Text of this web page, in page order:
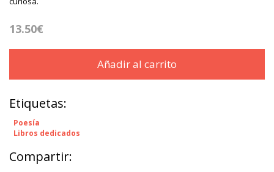
13.50€
Añadir al carrito
Etiquetas:
Poesía
Libros dedicados
Compartir: